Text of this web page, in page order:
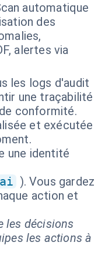
automatique
des
alertes via
les logs d'audit
une traçabilité
conformité.
et exécutée
une identité
). Vous gardez
action et
les décisions
les actions à